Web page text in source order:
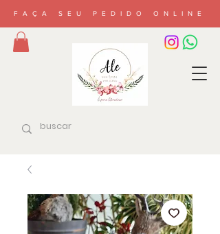
FAÇA SEU PEDIDO ONLINE